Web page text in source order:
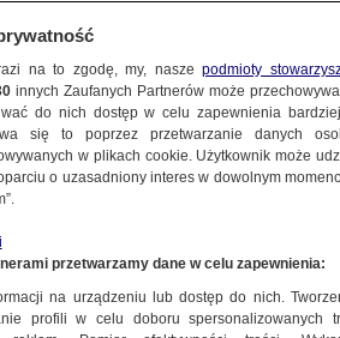
puczu
na to zgodę, my, naszepodmioty
innych Zaufanych Partnerów może
do nich dostęp w celu zapewnienia
się to poprzez przetwarzanie danych
w plikach cookie. Użytkownik może
o uzasadniony interes w dowolnym
przetwarzamy dane w celu zapewnienia:
na urządzeniu lub dostęp do nich.
profili w celu doboru spersonalizowanych